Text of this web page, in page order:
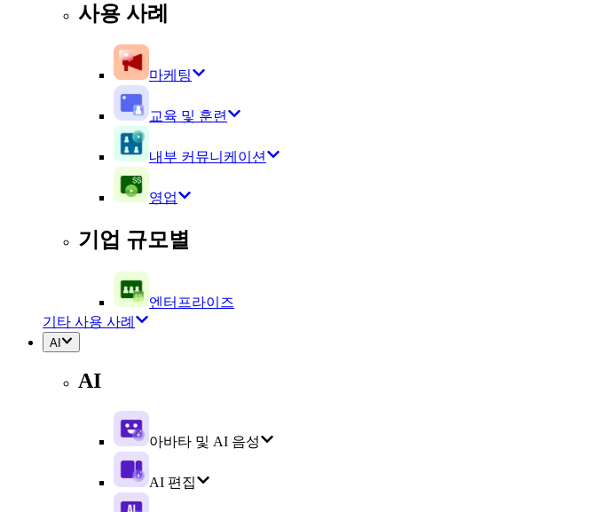
사용 사례
마케팅
교육 및 훈련
내부 커뮤니케이션
영업
기업 규모별
엔터프라이즈
기타 사용 사례
AI
AI
아바타 및 AI 음성
AI 편집